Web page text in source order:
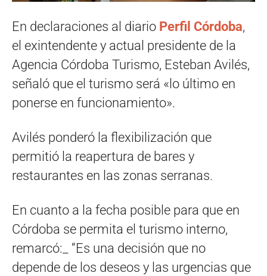
En declaraciones al diario Perfil Córdoba,
el exintendente y actual presidente de la
Agencia Córdoba Turismo, Esteban Avilés,
señaló que el turismo será «lo último en
ponerse en funcionamiento».
Avilés ponderó la flexibilización que
permitió la reapertura de bares y
restaurantes en las zonas serranas.
En cuanto a la fecha posible para que en
Córdoba se permita el turismo interno,
remarcó:_ “Es una decisión que no
depende de los deseos y las urgencias que